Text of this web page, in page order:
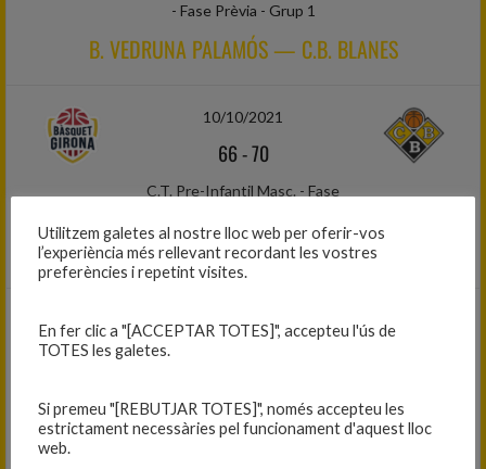
- Fase Prèvia - Grup 1
B. VEDRUNA PALAMÓS — C.B. BLANES
10/10/2021
66-70
C.T. Pre-Infantil Masc. - Fase
BÀSQUET GIRONA — C.B. BLANES
10/10/2021
Fase - Grup 2
Utilitzem galetes al nostre lloc web per oferir-vos
l’experiència més rellevant recordant les vostres
preferències i repetint visites.
En fer clic a "[ACCEPTAR TOTES]", accepteu l'ús de
TOTES les galetes.
Si premeu "[REBUTJAR TOTES]", només accepteu les
estrictament necessàries pel funcionament d'aquest lloc
web.